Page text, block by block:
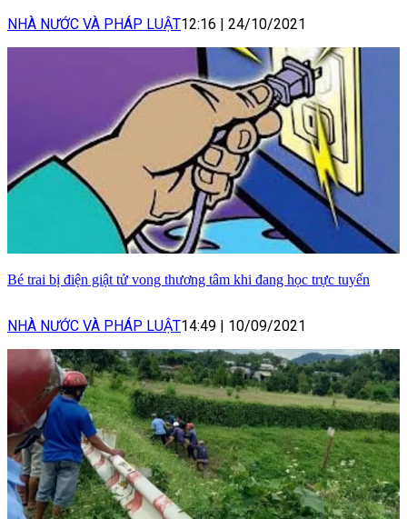
NHÀ NƯỚC VÀ PHÁP LUẬT12:16 | 24/10/2021
Bé trai bị điện giật tử vong thương tâm khi đang học trực tuyến
NHÀ NƯỚC VÀ PHÁP LUẬT14:49 | 10/09/2021